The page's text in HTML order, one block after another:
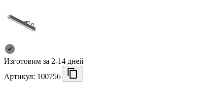
Изготовим за 2-14 дней
Артикул: 100756